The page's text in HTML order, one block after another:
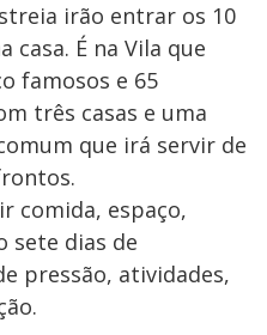
irão entrar os 10
casa. É na Vila que
famosos e 65
três casas e uma
que irá servir de
comida, espaço,
sete dias de
pressão, atividades,